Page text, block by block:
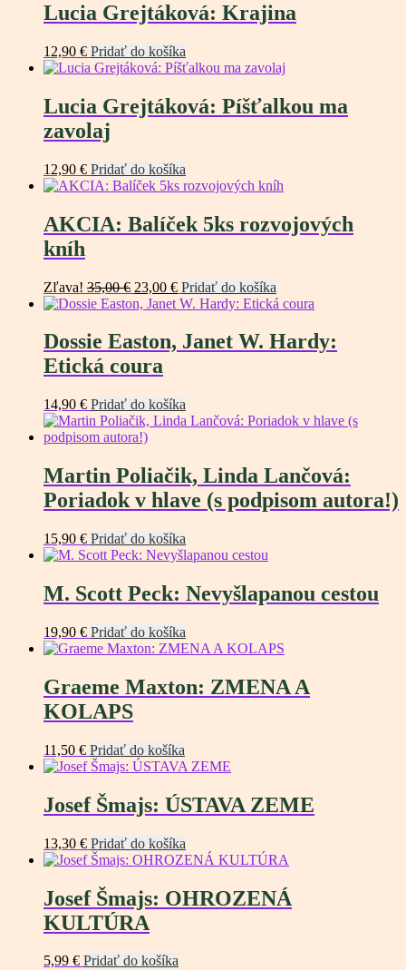
Lucia Grejtáková: Krajina
12,90 € Pridať do košíka
Lucia Grejtáková: Píšťalkou ma
zavolaj
12,90 € Pridať do košíka
AKCIA: Balíček 5ks rozvojových
kníh
Zľava! 35,00€ Pôvodná
cena
35,00 €.
23,00 €Aktuálna
cena
23,00 €.
Pridať do košíka
Dossie Easton, Janet W. Hardy:
Etická coura
14,90 € Pridať do košíka
Martin Poliačik, Linda Lančová:
Poriadok v hlave (s podpisom autora!)
15,90 € Pridať do košíka
M. Scott Peck: Nevyšlapanou cestou
19,90 € Pridať do košíka
Graeme Maxton: ZMENA A
KOLAPS
11,50 € Pridať do košíka
Josef Šmajs: ÚSTAVA ZEME
13,30 € Pridať do košíka
Josef Šmajs: OHROZENÁ
KULTÚRA
5,99 € Pridať do košíka